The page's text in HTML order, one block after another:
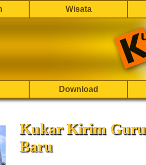
Wisata
Download
Kukar Kirim Guru
Baru